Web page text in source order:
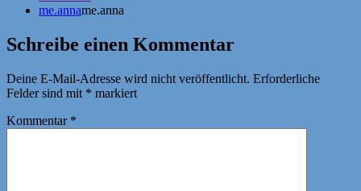
me.anname.anna
Schreibe einen Kommentar
Deine E-Mail-Adresse wird nicht veröffentlicht. Erforderliche
Felder sind mit * markiert
Kommentar *